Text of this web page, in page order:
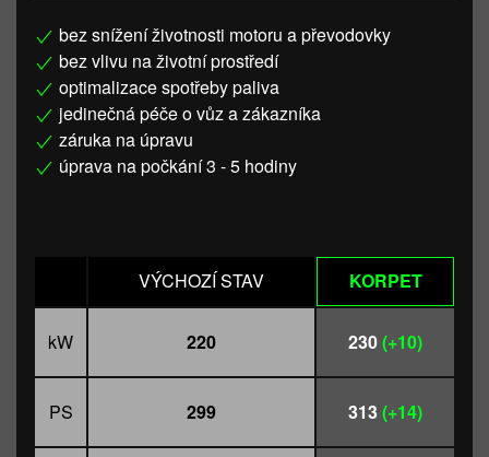
bez snížení životnosti motoru a převodovky
bez vlivu na životní prostředí
optimalizace spotřeby paliva
jedinečná péče o vůz a zákazníka
záruka na úpravu
úprava na počkání 3 - 5 hodiny
VÝCHOZÍ STAV KORPET
kW 220 230(+10)
PS 299 313(+14)